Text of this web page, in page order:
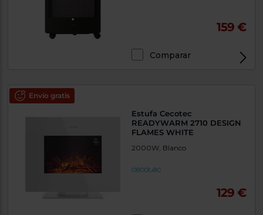
159 €
Comparar
Envío gratis
Estufa Cecotec
READYWARM 2710 DESIGN
FLAMES WHITE
2000W, Blanco
129 €